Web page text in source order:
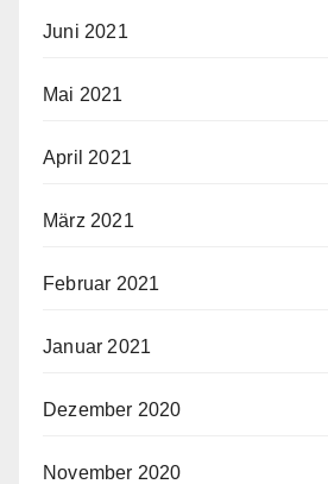
Juni 2021
Mai 2021
April 2021
März 2021
Februar 2021
Januar 2021
Dezember 2020
November 2020